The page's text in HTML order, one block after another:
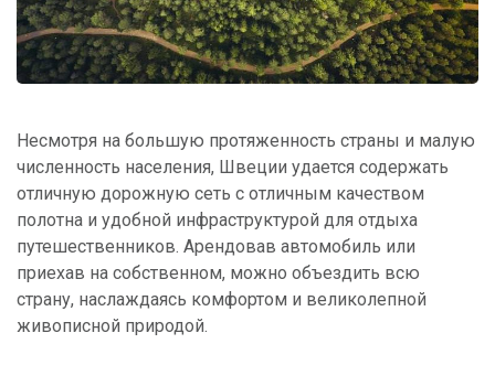
Несмотря на большую протяженность страны и малую
численность населения, Швеции удается содержать
отличную дорожную сеть с отличным качеством
полотна и удобной инфраструктурой для отдыха
путешественников. Арендовав автомобиль или
приехав на собственном, можно объездить всю
страну, наслаждаясь комфортом и великолепной
живописной природой.